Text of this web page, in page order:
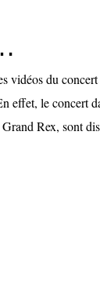
vidéos du
effet, le concert
Rex, sont